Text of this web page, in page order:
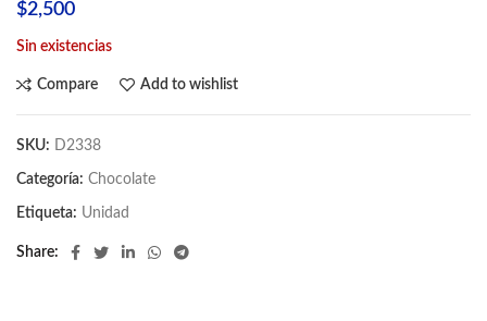
$2,500
Sin existencias
Compare Add to wishlist
SKU: D2338
Categoría: Chocolate
Etiqueta: Unidad
Share